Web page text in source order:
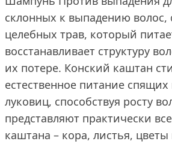
склонных к выпадению волос,
целебных трав, который
восстанавливает структуру
их потере. Конский каштан
естественное питание
луковиц, способствуя росту
представляют практически
каштана – кора, листья,